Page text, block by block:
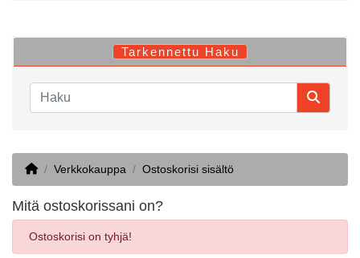
Tarkennettu Haku
HomeVerkkokauppa Ostoskorisi sisältö
Mitä ostoskorissani on?
Ostoskorisi on tyhjä!